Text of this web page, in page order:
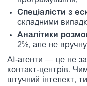
Спеціалісти з
складними
Аналітики
2%, але не
AI-агенти — це не
контакт-центрів.
штучний інтелект,